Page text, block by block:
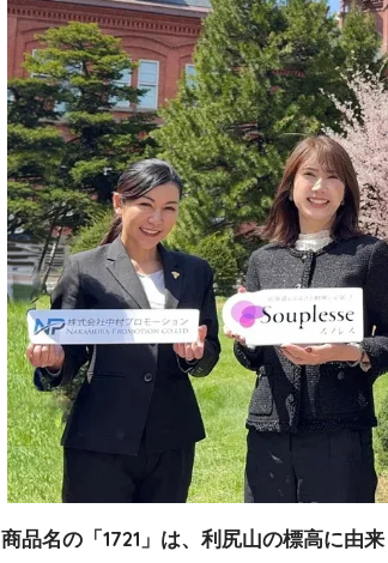
商品名の「1721」は、利尻山の標高に由